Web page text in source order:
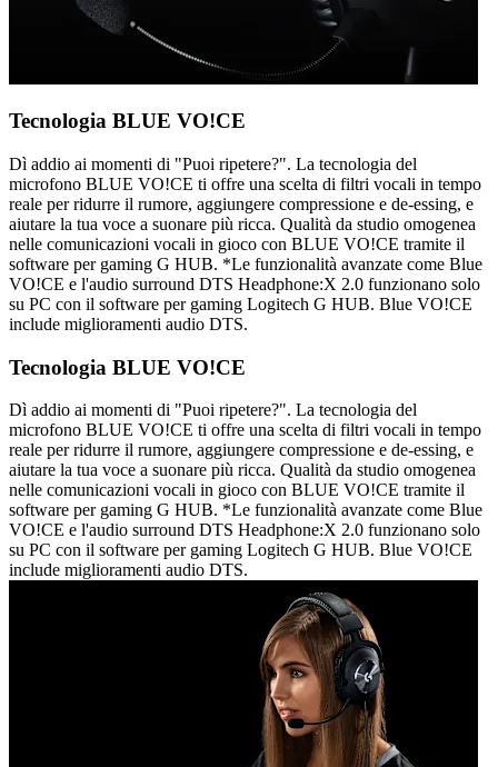
Tecnologia BLUE VO!CE
Dì addio ai momenti di "Puoi ripetere?". La tecnologia del
microfono BLUE VO!CE ti offre una scelta di filtri vocali in tempo
reale per ridurre il rumore, aggiungere compressione e de-essing, e
aiutare la tua voce a suonare più ricca. Qualità da studio omogenea
nelle comunicazioni vocali in gioco con BLUE VO!CE tramite il
software per gaming G HUB. *Le funzionalità avanzate come Blue
VO!CE e l'audio surround DTS Headphone:X 2.0 funzionano solo
su PC con il software per gaming Logitech G HUB. Blue VO!CE
include miglioramenti audio DTS.
Tecnologia BLUE VO!CE
Dì addio ai momenti di "Puoi ripetere?". La tecnologia del
microfono BLUE VO!CE ti offre una scelta di filtri vocali in tempo
reale per ridurre il rumore, aggiungere compressione e de-essing, e
aiutare la tua voce a suonare più ricca. Qualità da studio omogenea
nelle comunicazioni vocali in gioco con BLUE VO!CE tramite il
software per gaming G HUB. *Le funzionalità avanzate come Blue
VO!CE e l'audio surround DTS Headphone:X 2.0 funzionano solo
su PC con il software per gaming Logitech G HUB. Blue VO!CE
include miglioramenti audio DTS.